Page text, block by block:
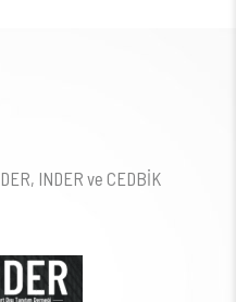
INDER ve CEDBİK